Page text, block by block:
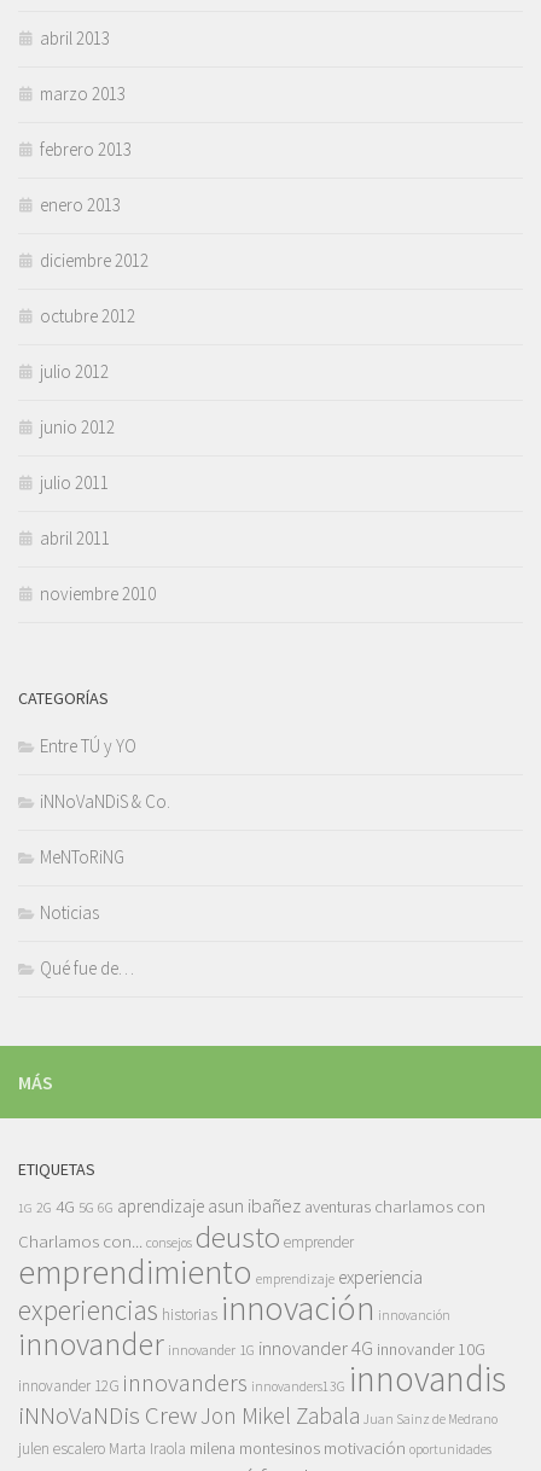
abril 2013
marzo 2013
febrero 2013
enero 2013
diciembre 2012
octubre 2012
julio 2012
junio 2012
julio 2011
abril 2011
noviembre 2010
CATEGORÍAS
Entre TÚ y YO
iNNoVaNDiS & Co.
MeNToRiNG
Noticias
Qué fue de…
MÁS
ETIQUETAS
1G 2G 4G 5G 6G aprendizaje asun ibañez aventuras charlamos con
Charlamos con... consejos deusto emprender
emprendimiento emprendizaje experiencia
experiencias historias innovación innovanción
innovander innovander 1G innovander 4G innovander 10G
innovander 12G innovanders innovanders13G innovandis
iNNoVaNDis CrewJon Mikel Zabala Juan Sainz de Medrano
julen escalero Marta Iraola milena montesinos motivación oportunidades